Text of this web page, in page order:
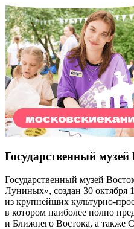
Государственный музей
Государственный музей
Луниных», создан 30 октября
из крупнейших культурно-
в котором наиболее полно
и Ближнего Востока, а также